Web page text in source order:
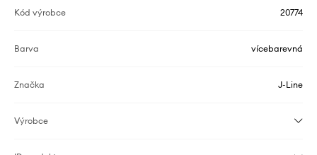
Kód výrobce 20774
Barva vícebarevná
Značka J-Line
Výrobce